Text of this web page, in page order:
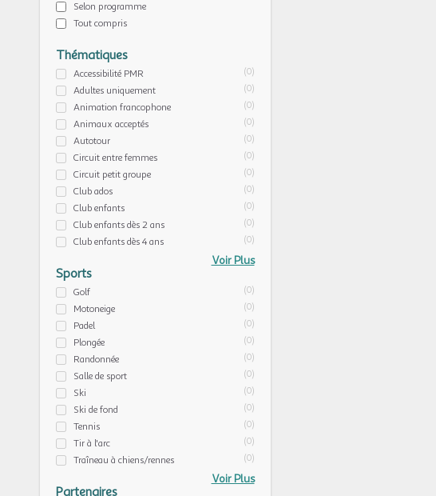
Selon programme
Tout compris
Thématiques
Accessibilité PMR (0)
Adultes uniquement (0)
Animation francophone (0)
Animaux acceptés (0)
Autotour (0)
Circuit entre femmes (0)
Circuit petit groupe (0)
Club ados (0)
Club enfants (0)
Club enfants dès 2 ans (0)
Club enfants dès 4 ans (0)
Voir Plus
Sports
Golf (0)
Motoneige (0)
Padel (0)
Plongée (0)
Randonnée (0)
Salle de sport (0)
Ski (0)
Ski de fond (0)
Tennis (0)
Tir à l'arc (0)
Traîneau à chiens/rennes (0)
Voir Plus
Partenaires